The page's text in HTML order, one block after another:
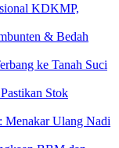
KDKMP,
& Bedah
ke Tanah Suci
Stok
Menakar Ulang Nadi